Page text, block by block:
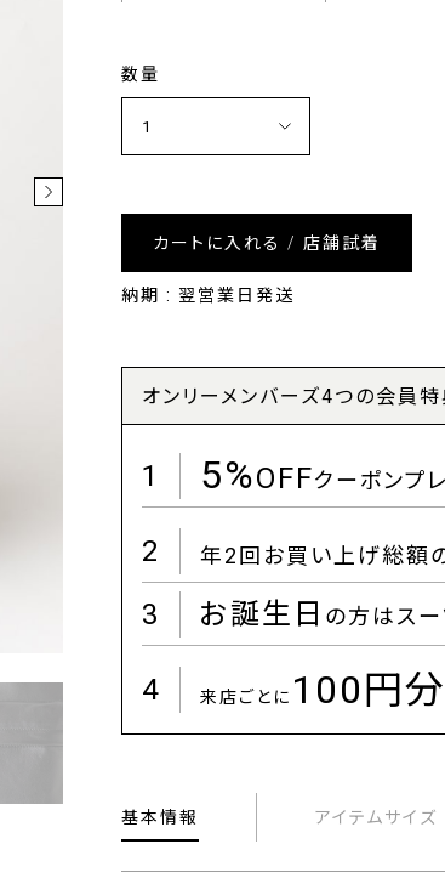
数量
カートに入れる / 店舗試着
納期 : 翌営業日発送
オンリーメンバーズ4つの会員特
1 5%OFFクーポンプ
2 年2回お買い上げ総額
3 お誕生日 の方はス
4 来店ごとに 100円分
基本情報 アイテムサイズ